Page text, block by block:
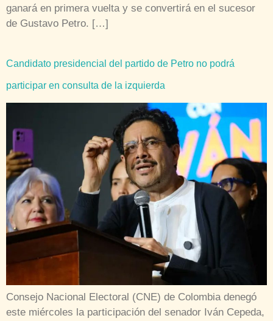
ganará en primera vuelta y se convertirá en el sucesor
de Gustavo Petro. […]
Candidato presidencial del partido de Petro no podrá
participar en consulta de la izquierda
Consejo Nacional Electoral (CNE) de Colombia denegó
este miércoles la participación del senador Iván Cepeda,